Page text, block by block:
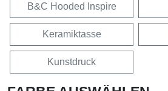
B&C Hooded Inspire
Keramiktasse
Kunstdruck